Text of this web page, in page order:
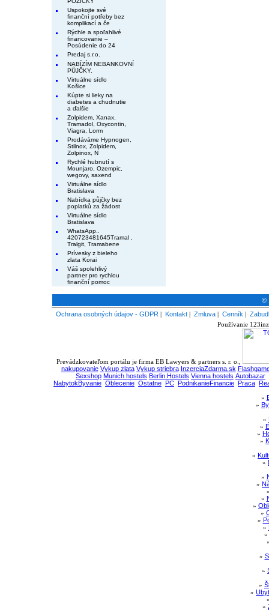
Uspokojte své
finanční potřeby bez
komplikací a če
Rýchle a spoľahlivé
financovanie –
Posúdenie do 24
Predaj s.r.o.
NABÍZÍM NEBANKOVNÍ
PŮJČKY.
Virtuálne sídlo
Košice
Kúpte si lieky na
diabetes a chudnutie
a ďalšie
Zolpidem, Xanax,
Tramadol, Oxycontin,
Viagra, Lorm
Prodáváme Hypnogen,
Stilnox, Zolpidem,
Zolpinox, N
Rychlé hubnutí s
Mounjaro, Ozempic,
wegovy, saxend
Virtuálne sídlo
Bratislava
Nabídka půjčky bez
poplatků za žádost
Virtuálne sídlo
Bratislava
WhatsApp..
420723481645Tramal ,
Tralgit, Tramabene
Prívesky z bieleho
zlata Korai
Váš spolehlivý
partner pro rychlou
finanční pomoc
©
Ochrana osobných údajov - GDPR | Kontakt | Zmluva | Cenník |
Používanie
Prevádzkovateľom portálu je firma EB Lawyers & partners s. r. o.,
nakupovanie Vykup zlata Vykup striebra InzerciaZdarma.sk
Sexshop Munich hostels Berlin Hostels Vienna hostels Autobazar
NabytokByvanie Oblecenie Ostatne PC PodnikanieFinancie Praca
»
»
»
»
»
»
»
»
»
»
»
»
»
»
»
»
»
»
»
»
»